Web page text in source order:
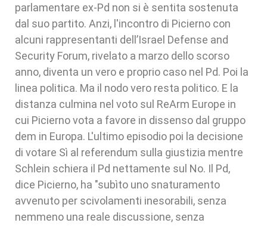
parlamentare ex-Pd non si è sentita sostenuta
dal suo partito. Anzi, l'incontro di Picierno con
alcuni rappresentanti dell’Israel Defense and
Security Forum, rivelato a marzo dello scorso
anno, diventa un vero e proprio caso nel Pd. Poi la
linea politica. Ma il nodo vero resta politico. E la
distanza culmina nel voto sul ReArm Europe in
cui Picierno vota a favore in dissenso dal gruppo
dem in Europa. L'ultimo episodio poi la decisione
di votare Sì al referendum sulla giustizia mentre
Schlein schiera il Pd nettamente sul No. Il Pd,
dice Picierno, ha "subìto uno snaturamento
avvenuto per scivolamenti inesorabili, senza
nemmeno una reale discussione, senza